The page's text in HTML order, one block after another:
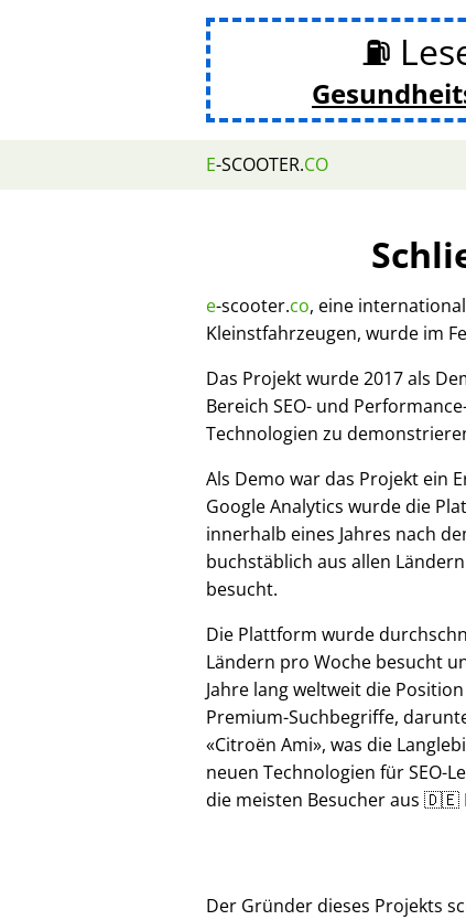
⛽
E-SCOOTER.CO
e-scooter.co, eine
Kleinstfahrzeugen, wurde im
Das Projekt wurde 2017 als
Bereich SEO- und
Technologien zu
Als Demo war das Projekt ein
Google Analytics wurde die
innerhalb eines Jahres nach
buchstäblich aus allen
besucht.
Die Plattform wurde
Ländern pro Woche besucht
Jahre lang weltweit die
Premium-Suchbegriffe,
Citroën Ami , was die
neuen Technologien für
die meisten Besucher aus
Der Gründer dieses Projekts